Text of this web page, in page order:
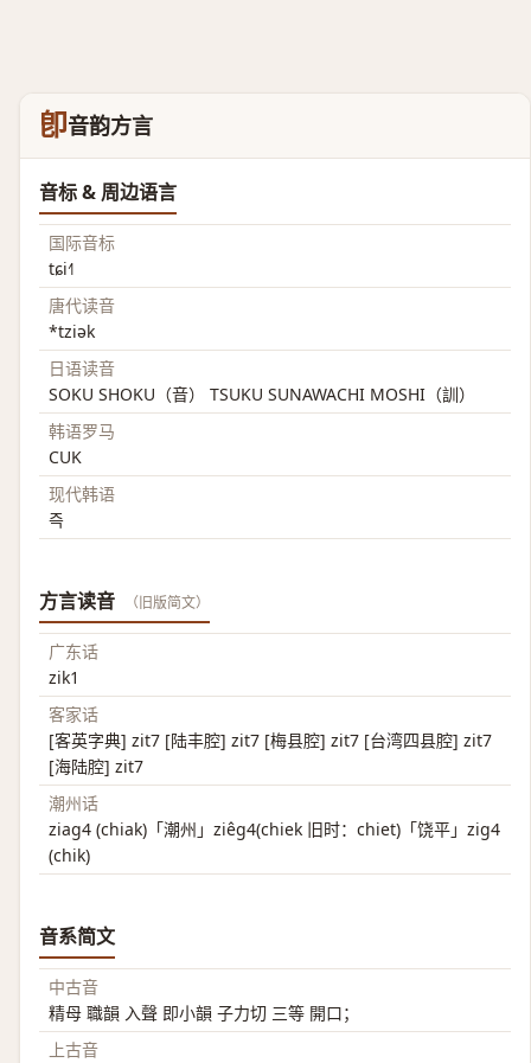
卽音韵方言
音标 & 周边语言
国际音标
tɕi˧˥
唐代读音
*tziək
日语读音
SOKU SHOKU（音） TSUKU SUNAWACHI MOSHI（訓）
韩语罗马
CUK
现代韩语
즉
方言读音 （旧版简文）
广东话
zik1
客家话
[客英字典] zit7 [陆丰腔] zit7 [梅县腔] zit7 [台湾四县腔] zit7
[海陆腔] zit7
潮州话
ziag4 (chiak)「潮州」ziêg4(chiek 旧时：chiet)「饶平」zig4
(chik)
音系简文
中古音
精母 職韻 入聲 即小韻 子力切 三等 開口；
上古音